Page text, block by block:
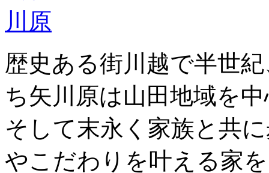
歴史ある街川越で半世
ち矢川原は山田地域を
そして末永く家族と共
やこだわりを叶える家